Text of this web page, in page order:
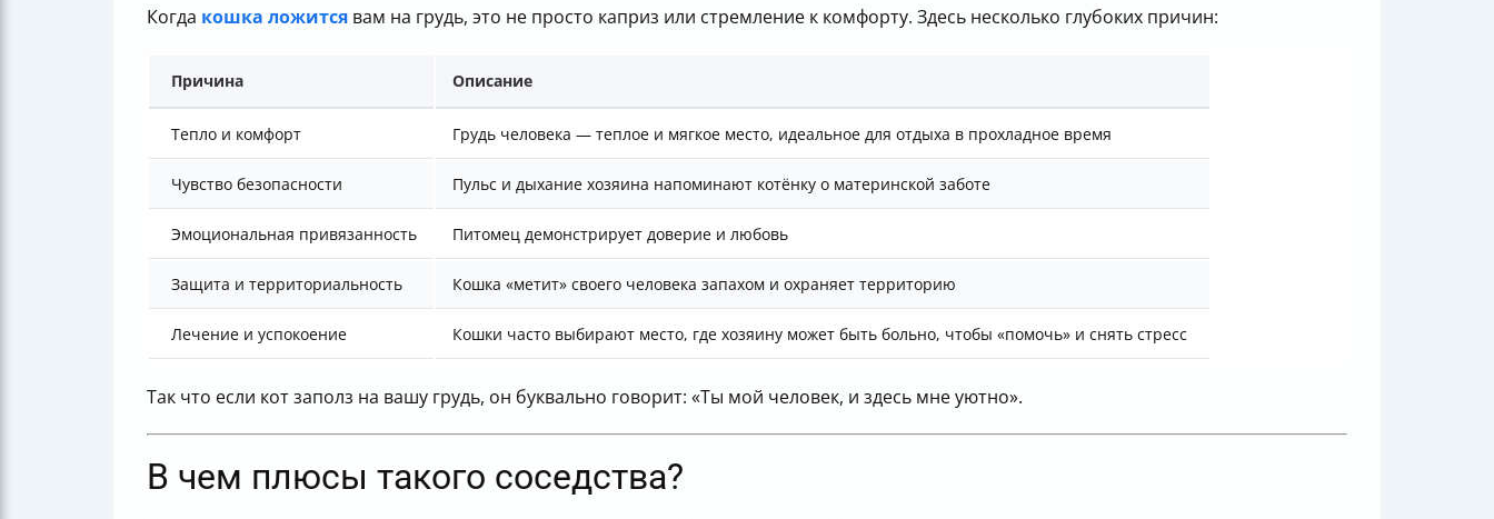
Когда кошка ложится вам на грудь, это не просто каприз или стремление к комфорту. Здесь несколько глубоких причин:
Причина Описание
Тепло и комфорт Грудь человека — теплое и мягкое место, идеальное для отдыха в прохладное время
Чувство безопасности Пульс и дыхание хозяина напоминают котёнку о материнской заботе
Эмоциональная привязанность Питомец демонстрирует доверие и любовь
Защита и территориальность Кошка «метит» своего человека запахом и охраняет территорию
Лечение и успокоение Кошки часто выбирают место, где хозяину может быть больно, чтобы «помочь» и снять стресс
Так что если кот заполз на вашу грудь, он буквально говорит: «Ты мой человек, и здесь мне уютно».
В чем плюсы такого соседства?